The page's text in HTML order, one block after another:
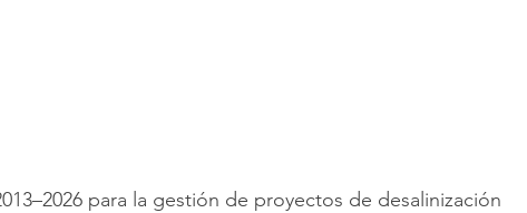
para la gestión de proyectos de desalinización